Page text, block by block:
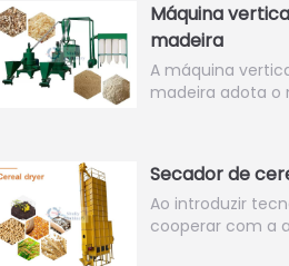
Máquina
madeira
A máquina
madeira adota o
Secador de
Ao introduzir
cooperar com a